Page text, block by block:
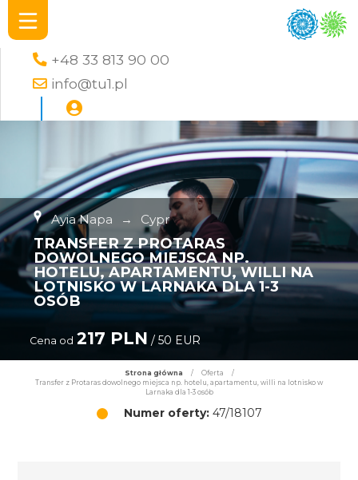
+48 33 813 90 00
info@tu1.pl
Ayia Napa → Cypr
TRANSFER Z PROTARAS
DOWOLNEGO MIEJSCA NP.
HOTELU, APARTAMENTU, WILLI NA
LOTNISKO W LARNAKA DLA 1-3
OSÓB
Cena od 217 PLN / 50 EUR
Strona główna / Oferta
/
Transfer z Protaras dowolnego miejsca np. hotelu, apartamentu, willi na lotnisko w
Larnaka dla 1-3 osób
Numer oferty:47/18107